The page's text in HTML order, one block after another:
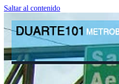
Saltar al contenido